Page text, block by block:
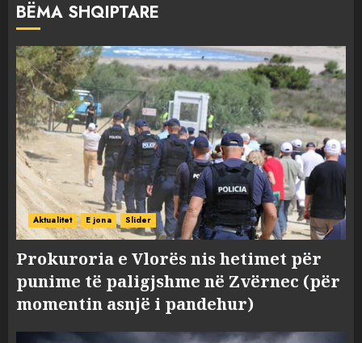
BËMA SHQIPTARE
Aktualitet E jona Slider
Prokuroria e Vlorës nis hetimet për
punime të paligjshme në Zvërnec (për
momentin asnjë i pandehur)